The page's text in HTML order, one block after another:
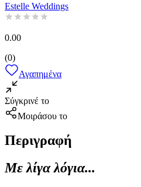
Estelle Weddings
0.00
(0)
Αγαπημένα
Σύγκρινέ το
Μοιράσου το
Περιγραφή
Με λίγα λόγια...